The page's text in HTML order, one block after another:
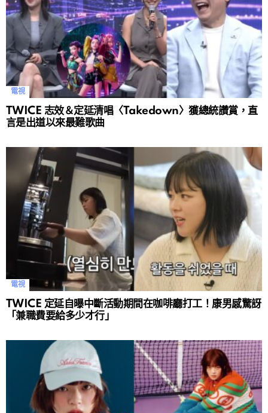
電視
TWICE 志效＆定延清唱〈Takedown〉獲總統讚賞，直
言是出道以來最難歌曲
電視
TWICE 定延自曝中斷活動期間在咖啡廳打工！康男感驚訝
「兼職費要給多少才行」